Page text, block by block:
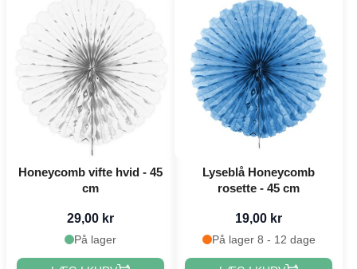
Honeycomb vifte hvid - 45
cm
29,00 kr
På lager
Lyseblå Honeycomb
rosette - 45 cm
19,00 kr
På lager 8 - 12 dage